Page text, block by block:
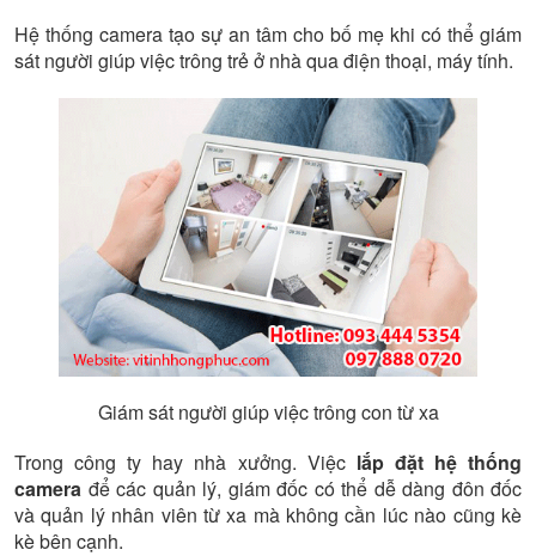
Hệ thống camera tạo sự an tâm cho bố mẹ khi có thể giám
sát người giúp việc trông trẻ ở nhà qua điện thoại, máy tính.
Giám sát người giúp việc trông con từ xa
Trong công ty hay nhà xưởng. Việc lắp đặt hệ thống
camera để các quản lý, giám đốc có thể dễ dàng đôn đốc
và quản lý nhân viên từ xa mà không cần lúc nào cũng kè
kè bên cạnh.